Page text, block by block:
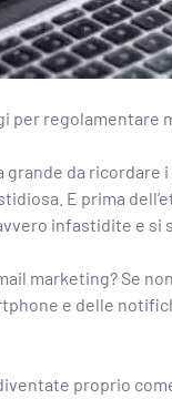
per regolamentare
grande da
E prima
infastidite e
marketing? Se
e delle
proprio